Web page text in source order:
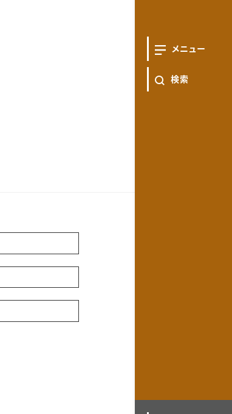
メニュー
検索